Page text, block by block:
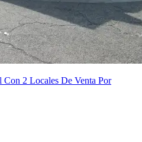
2 Locales De Venta Por